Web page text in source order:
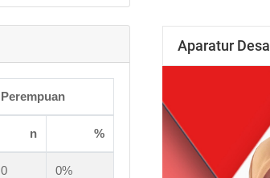
Perempuan
n %
0 0%
Aparatur Desa